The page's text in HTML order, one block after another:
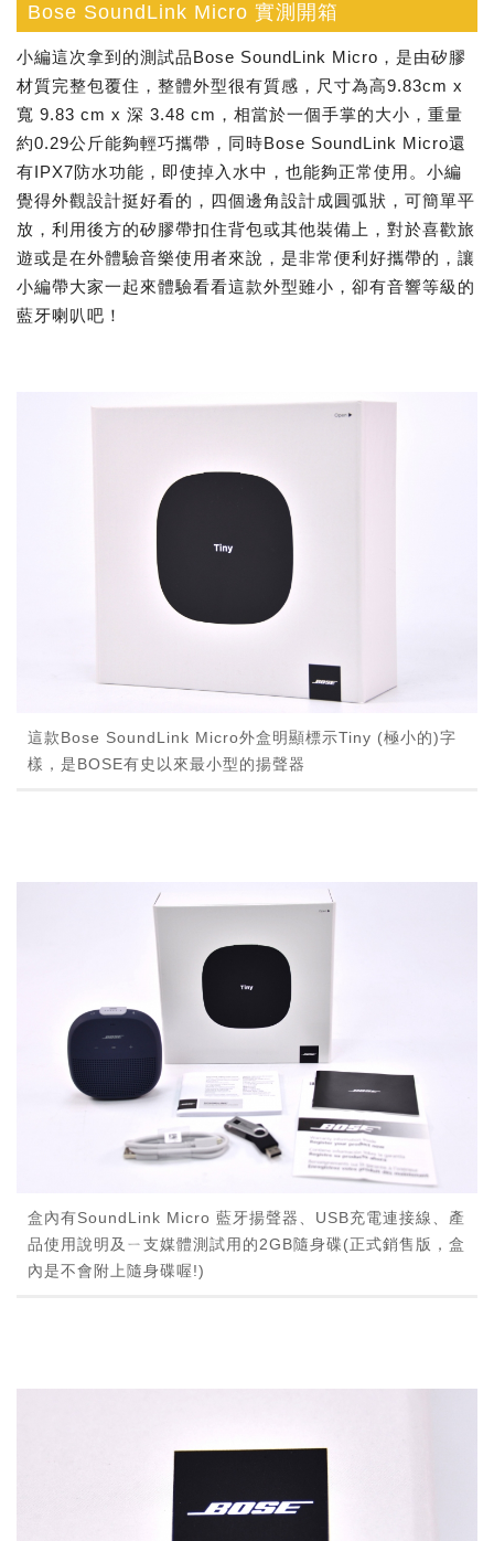
Bose SoundLink Micro 實測開箱
小編這次拿到的測試品Bose SoundLink Micro，是由矽膠
材質完整包覆住，整體外型很有質感，尺寸為高9.83cm x
寬 9.83 cm x 深 3.48 cm，相當於一個手掌的大小，重量
約0.29公斤能夠輕巧攜帶，同時Bose SoundLink Micro還
有IPX7防水功能，即使掉入水中，也能夠正常使用。小編
覺得外觀設計挺好看的，四個邊角設計成圓弧狀，可簡單平
放，利用後方的矽膠帶扣住背包或其他裝備上，對於喜歡旅
遊或是在外體驗音樂使用者來說，是非常便利好攜帶的，讓
小編帶大家一起來體驗看看這款外型雖小，卻有音響等級的
藍牙喇叭吧！
這款Bose SoundLink Micro外盒明顯標示Tiny (極小的)字
樣，是BOSE有史以來最小型的揚聲器
盒內有SoundLink Micro 藍牙揚聲器、USB充電連接線、產
品使用說明及ㄧ支媒體測試用的2GB隨身碟(正式銷售版，盒
內是不會附上隨身碟喔!)